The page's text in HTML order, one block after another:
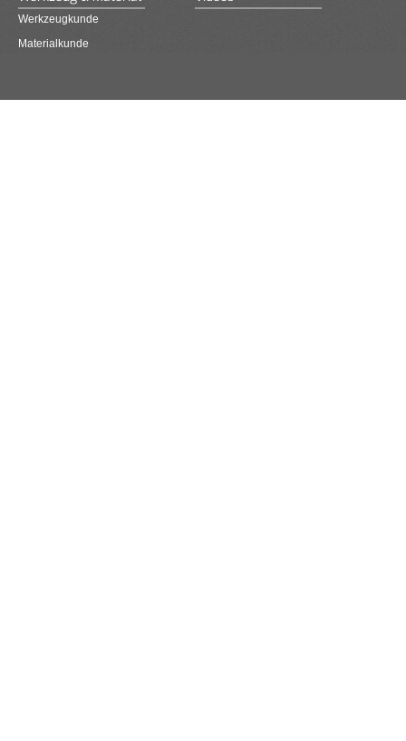
Werkzeugkunde
Materialkunde